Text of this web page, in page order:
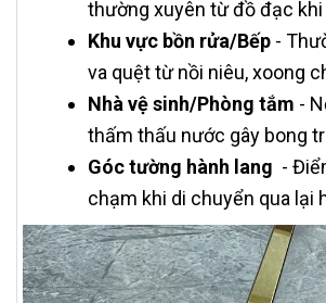
thường xuyên từ đồ đạc khi
Khu vực bồn rửa/Bếp -
va quệt từ nồi niêu, xoong
Nhà vệ sinh/Phòng tắm -
thấm thấu nước gây bong
Góc tường hành lang -
chạm khi di chuyển qua lại